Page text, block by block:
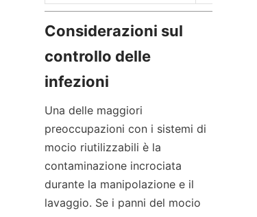
Considerazioni sul
controllo delle
infezioni
Una delle maggiori
preoccupazioni con i sistemi di
mocio riutilizzabili è la
contaminazione incrociata
durante la manipolazione e il
lavaggio. Se i panni del mocio